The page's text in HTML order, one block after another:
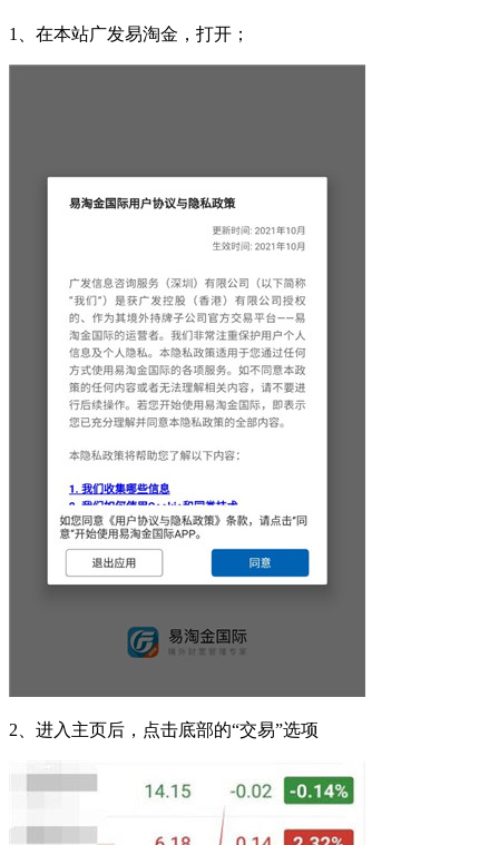
1、在本站广发易淘金，打开；
2、进入主页后，点击底部的“交易”选项